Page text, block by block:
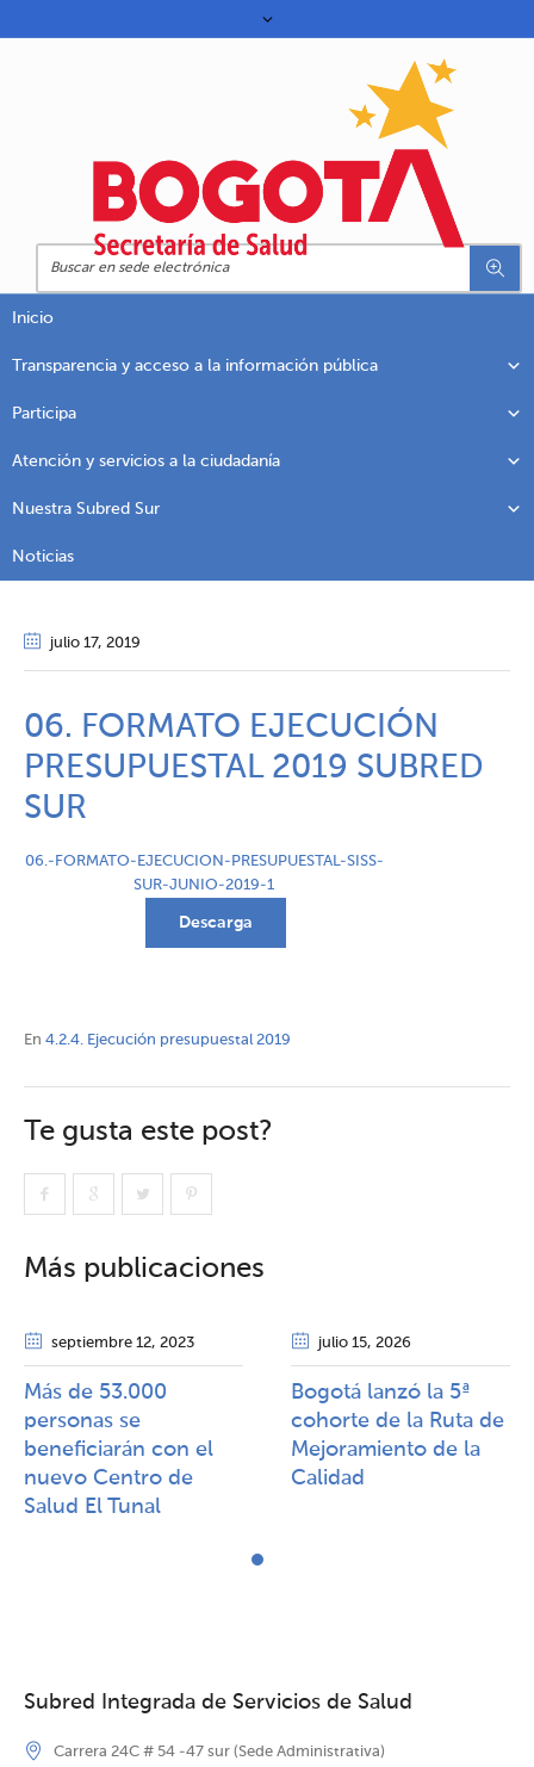
Inicio
Transparencia y acceso a la información pública
Participa
Atención y servicios a la ciudadanía
Nuestra Subred Sur
Noticias
julio 17, 2019
06. FORMATO EJECUCIÓN
PRESUPUESTAL 2019 SUBRED
SUR
06.-FORMATO-EJECUCION-PRESUPUESTAL-SISS-
SUR-JUNIO-2019-1
Descarga
En 4.2.4. Ejecución presupuestal 2019
Te gusta este post?
Más publicaciones
septiembre 12, 2023
Más de 53.000
personas se
beneficiarán con el
nuevo Centro de
Salud El Tunal
julio 15, 2026
Bogotá lanzó la 5ª
cohorte de la Ruta de
Mejoramiento de la
Calidad​​
Subred Integrada de Servicios de Salud
Carrera 24C # 54 -47 sur (Sede Administrativa)